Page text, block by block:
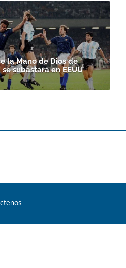
la Mano de Dios de
subastará en EEUU